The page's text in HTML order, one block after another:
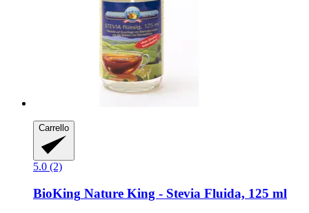
Carrello
5.0 (2)
BioKing Nature King -​ Stevia Fluida, 125 ml